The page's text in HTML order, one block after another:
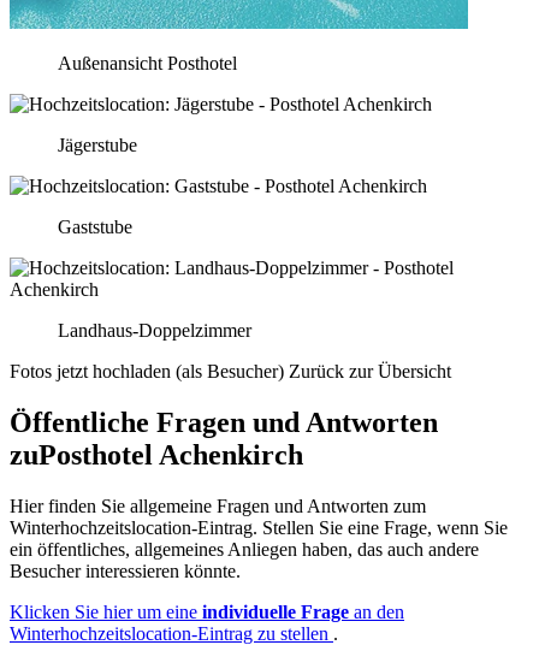
Außenansicht Posthotel
Jägerstube
Gaststube
Landhaus-Doppelzimmer
Fotos jetzt hochladen (als Besucher) Zurück zur Übersicht
Öffentliche Fragen und Antworten
zuPosthotel Achenkirch
Hier finden Sie allgemeine Fragen und Antworten zum
Winterhochzeitslocation-Eintrag. Stellen Sie eine Frage, wenn Sie
ein öffentliches, allgemeines Anliegen haben, das auch andere
Besucher interessieren könnte.
Klicken Sie hier um eine individuelle Frage an den
Winterhochzeitslocation-Eintrag zu stellen .